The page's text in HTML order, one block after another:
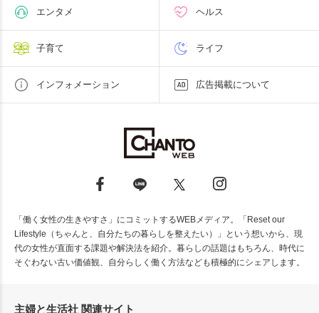
エンタメ ヘルス
子育て ライフ
インフォメーション 広告掲載について
「働く女性の生きやすさ」にコミットするWEBメディア。「Reset our
Lifestyle（ちゃんと、自分たちの暮らしを整えたい）」という想いから、現
代の女性が直面する課題や解決法を紹介。暮らしの話題はもちろん、時代に
そぐわない古い価値観、自分らしく働く方法なども積極的にシェアします。
主婦と生活社 関連サイト